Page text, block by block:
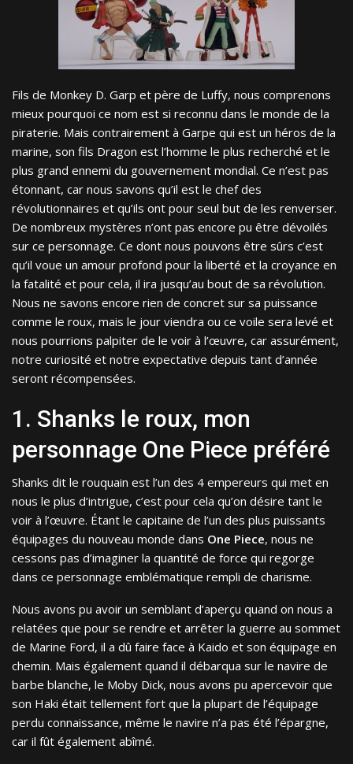
Fils de Monkey D. Garp et père de Luffy, nous comprenons
mieux pourquoi ce nom est si reconnu dans le monde de la
piraterie. Mais contrairement à Garpe qui est un héros de la
marine, son fils Dragon est l’homme le plus recherché et le
plus grand ennemi du gouvernement mondial. Ce n’est pas
étonnant, car nous savons qu’il est le chef des
révolutionnaires et qu’ils ont pour seul but de les renverser.
De nombreux mystères n’ont pas encore pu être dévoilés
sur ce personnage. Ce dont nous pouvons être sûrs c’est
qu’il voue un amour profond pour la liberté et la croyance en
la fatalité et pour cela, il ira jusqu’au bout de sa révolution.
Nous ne savons encore rien de concret sur sa puissance
comme le roux, mais le jour viendra ou ce voile sera levé et
nous pourrions palpiter de le voir à l’œuvre, car assurément,
notre curiosité et notre expectative depuis tant d’année
seront récompensées.
1. Shanks le roux, mon
personnage One Piece préféré
Shanks dit le rouquain est l’un des 4 empereurs qui met en
nous le plus d’intrigue, c’est pour cela qu’on désire tant le
voir à l’œuvre. Étant le capitaine de l’un des plus puissants
équipages du nouveau monde dans One Piece, nous ne
cessons pas d’imaginer la quantité de force qui regorge
dans ce personnage emblématique rempli de charisme.
Nous avons pu avoir un semblant d’aperçu quand on nous a
relatées que pour se rendre et arrêter la guerre au sommet
de Marine Ford, il a dû faire face à Kaido et son équipage en
chemin. Mais également quand il débarqua sur le navire de
barbe blanche, le Moby Dick, nous avons pu apercevoir que
son Haki était tellement fort que la plupart de l’équipage
perdu connaissance, même le navire n’a pas été l’épargne,
car il fût également abîmé.